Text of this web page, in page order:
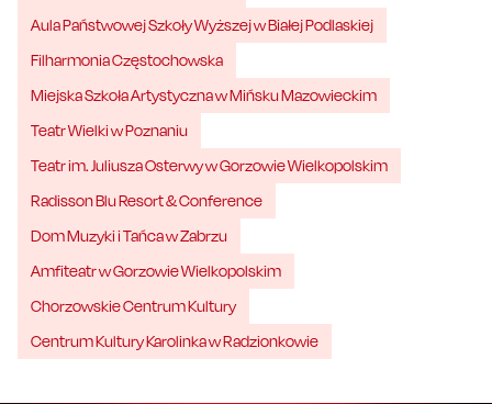
Aula Państwowej Szkoły Wyższej w Białej Podlaskiej
Filharmonia Częstochowska
Miejska Szkoła Artystyczna w Mińsku Mazowieckim
Teatr Wielki w Poznaniu
Teatr im. Juliusza Osterwy w Gorzowie Wielkopolskim
Radisson Blu Resort & Conference
Dom Muzyki i Tańca w Zabrzu
Amfiteatr w Gorzowie Wielkopolskim
Chorzowskie Centrum Kultury
Centrum Kultury Karolinka w Radzionkowie